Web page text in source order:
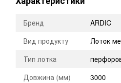
Бренд
ARDIC
Вид продукту
Лоток
Тип лотка
Довжина (мм)
3000